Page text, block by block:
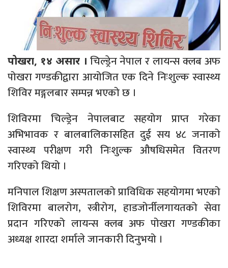
पोखरा, १४ असार । चिल्ड्रेन नेपाल र लायन्स क्लब अफ
पोखरा गण्डकीद्वारा आयोजित एक दिने निःशुल्क स्वास्थ्य
शिविर मङ्गलबार सम्पन्न भएको छ ।
शिविरमा चिल्ड्रेन नेपालबाट सहयोग प्राप्त गरेका
अभिभावक र बालबालिकासहित दुई सय ४८ जनाको
स्वास्थ्य परीक्षण गरी निःशुल्क औषधिसमेत वितरण
गरिएको थियो ।
मनिपाल शिक्षण अस्पतालको प्राविधिक सहयोगमा भएको
शिविरमा बालरोग, स्त्रीरोग, हाडजोर्नीलगायतको सेवा
प्रदान गरिएको लायन्स क्लब अफ पोखरा गण्डकीका
अध्यक्ष शारदा शर्माले जानकारी दिनुभयो ।